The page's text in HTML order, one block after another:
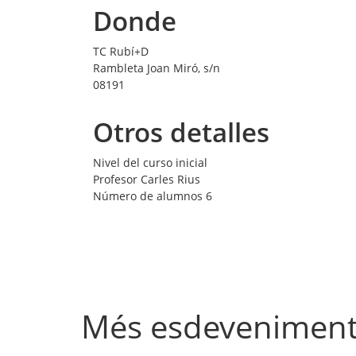
Donde
TC Rubí+D
Rambleta Joan Miró, s/n
08191
Otros detalles
Nivel del curso inicial
Profesor Carles Rius
Número de alumnos 6
Més